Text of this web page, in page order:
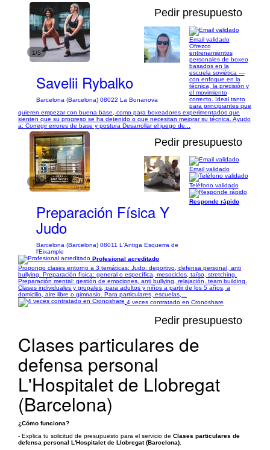
1/5
Pedir presupuesto
Savelii Rybalko
Barcelona (Barcelona) 08022 La Bonanova
Email validado
Ofrezco
entrenamientos
personales de boxeo
basados en la
escuela soviética —
con enfoque en la
técnica, la precisión y
el movimiento
correcto. Ideal tanto
para principiantes que
quieren empezar con buena base, como para boxeadores experimentados que
sienten que su progreso se ha detenido o que necesitan mejorar su técnica. Ayudo
a: Corregir errores de base y postura Desarrollar el juego de...
1/7
Pedir presupuesto
Preparación Física Y
Judo
Barcelona (Barcelona) 08011 L'Antiga Esquerra de
l'Eixample
Email validado
Teléfono validado
Responde rápido
Profesional acreditado
Propongo clases entorno a 3 temáticas: Judo: deportivo, defensa personal, anti
bullying. Preparación física: general o específica, mesociclos, taïso, stretching.
Preparación mental: gestión de emociones, anti bullying, relajación, team building.
Clases individuales y grupales, para adultos y niños a partir de los 5 años, a
domicilio, aire libre o gimnasio. Para particulares, escuelas,...
4 veces contratado en Cronoshare
Pedir presupuesto
Clases particulares de
defensa personal
L'Hospitalet de Llobregat
(Barcelona)
¿Cómo funciona?
- Explica tu solicitud de presupuesto para el servicio de Clases particulares de
defensa personal L'Hospitalet de Llobregat (Barcelona)